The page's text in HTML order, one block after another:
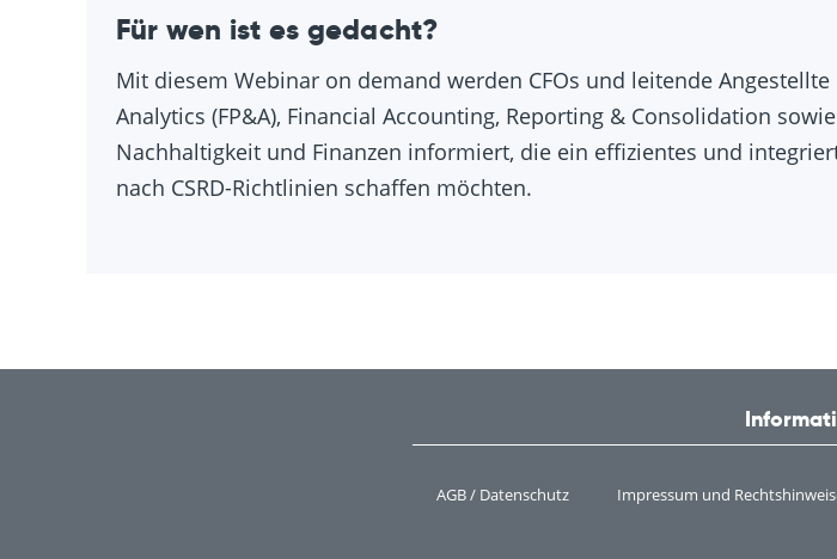
Für wen ist es gedacht?
Mit diesem Webinar on demand werden CFOs und leitende
Analytics (FP&A), Financial Accounting, Reporting & Consolidation
Nachhaltigkeit und Finanzen informiert, die ein effizientes und
nach CSRD-Richtlinien schaffen möchten.
AGB / Datenschutz Impressum und